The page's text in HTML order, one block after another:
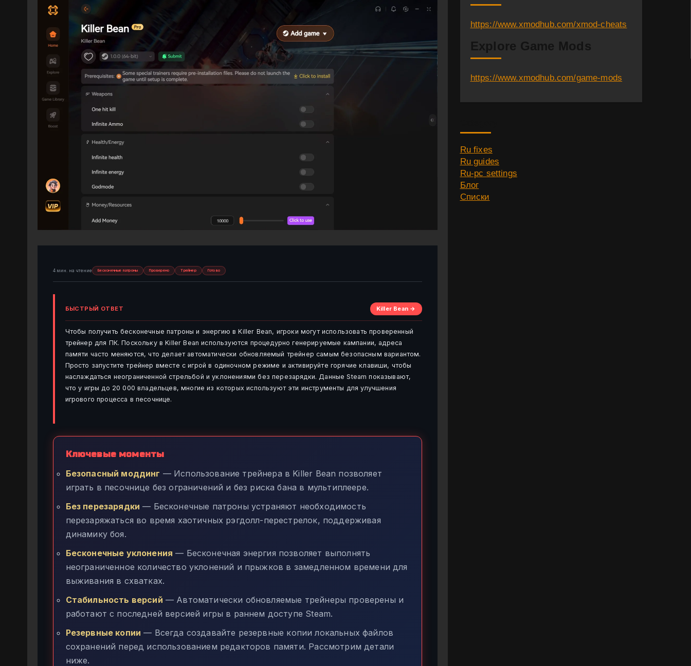
4 мин. на чтение Бесконечные патроны Проверено Трейнер Готово
БЫСТРЫЙ ОТВЕТ Killer Bean →
Чтобы получить бесконечные патроны и энергию в Killer Bean, игроки могут использовать проверенный
трейнер для ПК. Поскольку в Killer Bean используются процедурно генерируемые кампании, адреса
памяти часто меняются, что делает автоматически обновляемый трейнер самым безопасным вариантом.
Просто запустите трейнер вместе с игрой в одиночном режиме и активируйте горячие клавиши, чтобы
наслаждаться неограниченной стрельбой и уклонениями без перезарядки. Данные Steam показывают,
что у игры до 20 000 владельцев, многие из которых используют эти инструменты для улучшения
игрового процесса в песочнице.
Ключевые моменты
Безопасный моддинг — Использование трейнера в Killer Bean позволяет
играть в песочнице без ограничений и без риска бана в мультиплеере.
Без перезарядки — Бесконечные патроны устраняют необходимость
перезаряжаться во время хаотичных рэгдолл-перестрелок, поддерживая
динамику боя.
Бесконечные уклонения — Бесконечная энергия позволяет выполнять
неограниченное количество уклонений и прыжков в замедленном времени для
выживания в схватках.
Стабильность версий — Автоматически обновляемые трейнеры проверены и
работают с последней версией игры в раннем доступе Steam.
Резервные копии — Всегда создавайте резервные копии локальных файлов
сохранений перед использованием редакторов памяти. Рассмотрим детали
ниже.
https://www.xmodhub.com/xmod-cheats
Explore Game Mods
https://www.xmodhub.com/game-mods
Ru fixes
Ru guides
Ru-pc settings
Блог
Списки